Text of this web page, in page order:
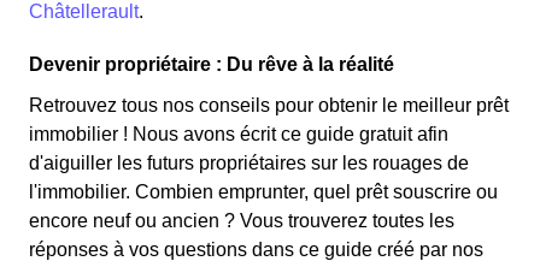
Châtellerault.
Devenir propriétaire : Du rêve à la réalité
Retrouvez tous nos conseils pour obtenir le meilleur prêt
immobilier ! Nous avons écrit ce guide gratuit afin
d'aiguiller les futurs propriétaires sur les rouages de
l'immobilier. Combien emprunter, quel prêt souscrire ou
encore neuf ou ancien ? Vous trouverez toutes les
réponses à vos questions dans ce guide créé par nos